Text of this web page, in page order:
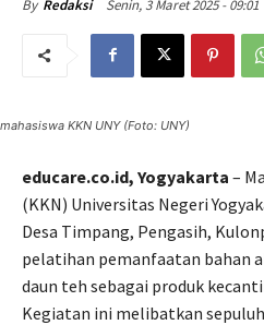
By Redaksi Senin, 3 Maret 2025 - 09:01
mahasiswa KKN UNY (Foto: UNY)
educare.co.id, Yogyakarta –
(KKN) Universitas Negeri
Desa Timpang, Pengasih,
pelatihan pemanfaatan bahan
daun teh sebagai produk
Kegiatan ini melibatkan